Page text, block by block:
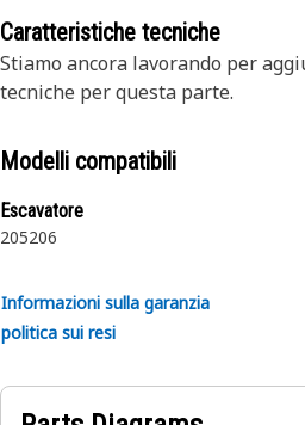
Caratteristiche tecniche
Stiamo ancora lavorando per
tecniche per questa parte.
Modelli compatibili
Escavatore
205206
Informazioni sulla garanzia
politica sui resi